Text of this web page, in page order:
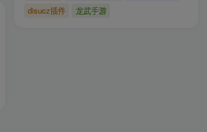
v8.2.9.4455谷歌版
disucz插件
龙武手游